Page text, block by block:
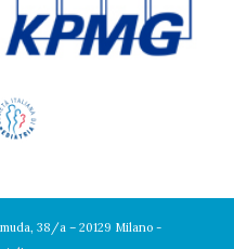
38/a – 20129 Milano -